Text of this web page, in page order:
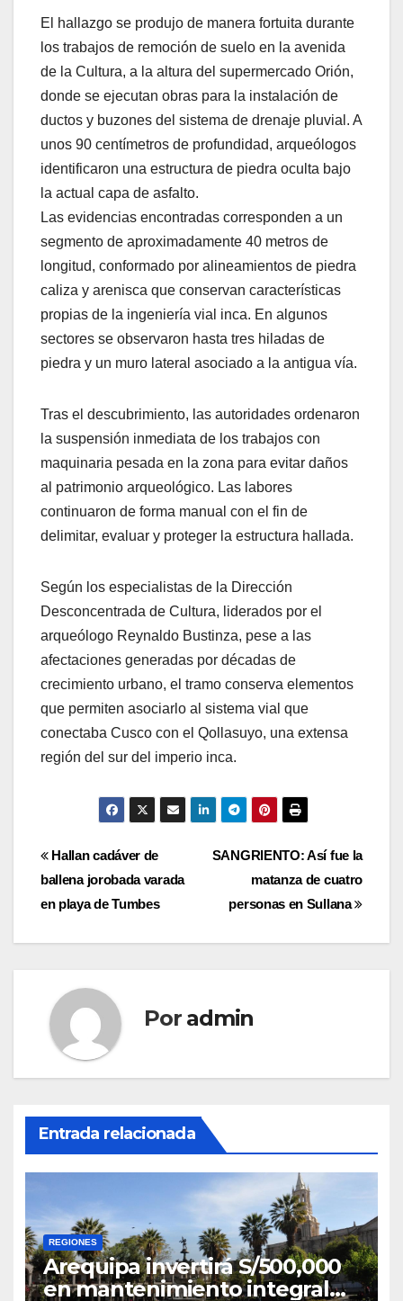
El hallazgo se produjo de manera fortuita durante
los trabajos de remoción de suelo en la avenida
de la Cultura, a la altura del supermercado Orión,
donde se ejecutan obras para la instalación de
ductos y buzones del sistema de drenaje pluvial. A
unos 90 centímetros de profundidad, arqueólogos
identificaron una estructura de piedra oculta bajo
la actual capa de asfalto.
Las evidencias encontradas corresponden a un
segmento de aproximadamente 40 metros de
longitud, conformado por alineamientos de piedra
caliza y arenisca que conservan características
propias de la ingeniería vial inca. En algunos
sectores se observaron hasta tres hiladas de
piedra y un muro lateral asociado a la antigua vía.
Tras el descubrimiento, las autoridades ordenaron
la suspensión inmediata de los trabajos con
maquinaria pesada en la zona para evitar daños
al patrimonio arqueológico. Las labores
continuaron de forma manual con el fin de
delimitar, evaluar y proteger la estructura hallada.
Según los especialistas de la Dirección
Desconcentrada de Cultura, liderados por el
arqueólogo Reynaldo Bustinza, pese a las
afectaciones generadas por décadas de
crecimiento urbano, el tramo conserva elementos
que permiten asociarlo al sistema vial que
conectaba Cusco con el Qollasuyo, una extensa
región del sur del imperio inca.
Navegación
de
entradas
SANGRIENTO: Así fue la
matanza de cuatro
personas en Sullana
Hallan cadáver de
ballena jorobada varada
en playa de Tumbes
Por admin
Entrada relacionada
REGIONES
Arequipa invertirá S/500,000
en mantenimiento integral